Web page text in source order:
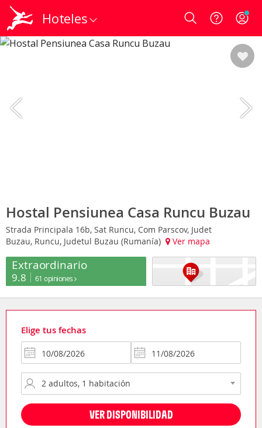
Hoteles Login
Hostal Pensiunea Casa Runcu Buzau
Strada Principala 16b, Sat Runcu, Com Parscov, Judet
Buzau, Runcu, Judetul Buzau (Rumanía)
Ver mapa
Extraordinario
9.8 61 opiniones
Elige tus fechas
VER DISPONIBILIDAD